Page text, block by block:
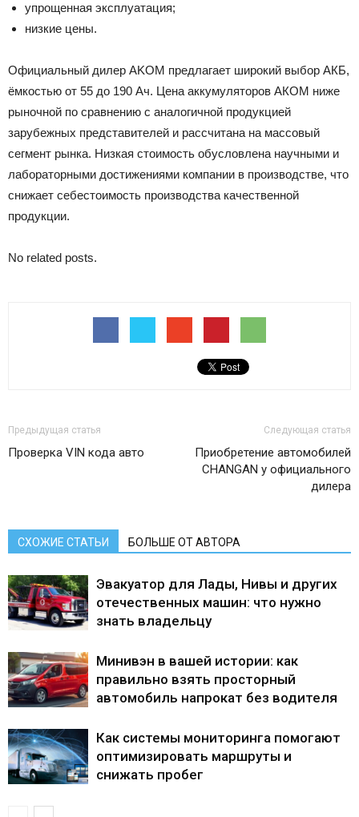
упрощенная эксплуатация;
низкие цены.
Официальный дилер AKOM предлагает широкий выбор АКБ,
ёмкостью от 55 до 190 Ач. Цена аккумуляторов АКОМ ниже
рыночной по сравнению с аналогичной продукцией
зарубежных представителей и рассчитана на массовый
сегмент рынка. Низкая стоимость обусловлена ​​научными и
лабораторными достижениями компании в производстве, что
снижает себестоимость производства качественной
продукции.
No related posts.
Предыдущая статья
Проверка VIN кода авто
Следующая статья
Приобретение автомобилей
CHANGAN у официального
дилера
СХОЖИЕ СТАТЬИ БОЛЬШЕ ОТ АВТОРА
Эвакуатор для Лады, Нивы и других
отечественных машин: что нужно
знать владельцу
Минивэн в вашей истории: как
правильно взять просторный
автомобиль напрокат без водителя
Как системы мониторинга помогают
оптимизировать маршруты и
снижать пробег